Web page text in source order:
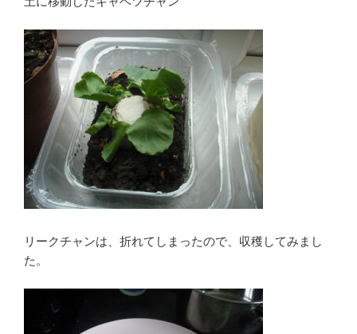
リークチャンは、折れてしまったので、収穫してみまし
た。